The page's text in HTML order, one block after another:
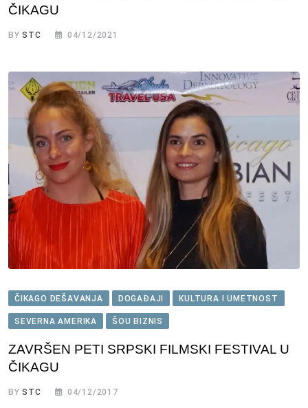
ČIKAGU
BYSTC 04/12/2021
ČIKAGO DEŠAVANJA DOGAĐAJI KULTURA I UMETNOST
SEVERNA AMERIKA ŠOU BIZNIS
ZAVRŠEN PETI SRPSKI FILMSKI FESTIVAL U
ČIKAGU
BYSTC 04/12/2017